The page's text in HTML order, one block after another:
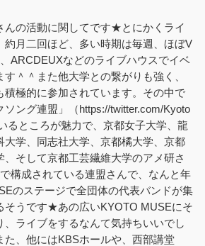
んの活動に関してです★とにかくライ
約月二回ほど、多い時期は毎週、ほぼV
ARCDEUXなどのライブハウスでイベ
＾＾また他大学との繋がりも強く、
積極的に参加されています。その中で
ソング連盟」（https://twitter.com/Kyoto
るところが魅力で、京都女子大学、龍
大学、同志社大学、京都橘大学、京都
、そして京都工芸繊維大学のアメ研さ
構成されている連盟さんで、なんと年
のステージで全団体の代表バンドが集
そうです★あの広いKYOTO MUSEにそ
、ライブをするなんて気持ちいいでし
、他にはKBSホールや、西部講堂